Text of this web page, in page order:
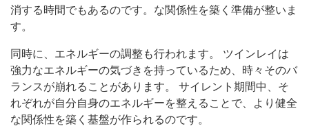
消する時間でもあるのです。な関係性を築く準備が整いま
す。
同時に、エネルギーの調整も行われます。 ツインレイは
強力なエネルギーの気づきを持っているため、時々そのバ
ランスが崩れることがあります。 サイレント期間中、そ
れぞれが自分自身のエネルギーを整えることで、より健全
な関係性を築く基盤が作られるのです。